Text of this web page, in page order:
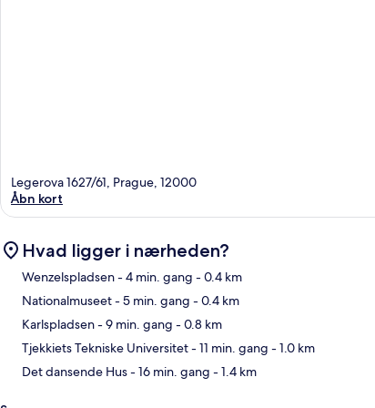
Legerova 1627/61, Prague, 12000
Åbn kort
Hvad ligger i nærheden?
Wenzelspladsen- 4 min. gang - 0.4 km
Nationalmuseet- 5 min. gang - 0.4 km
Karlspladsen- 9 min. gang - 0.8 km
Tjekkiets Tekniske Universitet- 11 min. gang - 1.0 km
Det dansende Hus- 16 min. gang - 1.4 km